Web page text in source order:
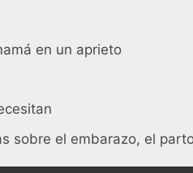
en un aprieto
sobre el embarazo, el